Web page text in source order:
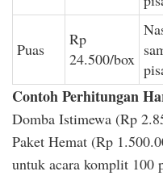
Puas
Rp
24.500/box
Contoh Perhitungan
Domba Istimewa (Rp
Paket Hemat (Rp
untuk acara komplit 100